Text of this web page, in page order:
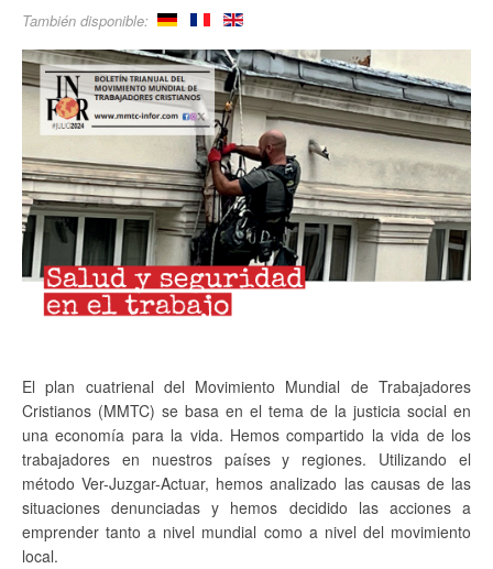
También disponible:
El plan cuatrienal del Movimiento Mundial de Trabajadores
Cristianos (MMTC) se basa en el tema de la justicia social en
una economía para la vida. Hemos compartido la vida de los
trabajadores en nuestros países y regiones. Utilizando el
método Ver-Juzgar-Actuar, hemos analizado las causas de las
situaciones denunciadas y hemos decidido las acciones a
emprender tanto a nivel mundial como a nivel del movimiento
local.